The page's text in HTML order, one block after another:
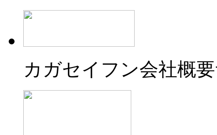
カガセイフン会社概